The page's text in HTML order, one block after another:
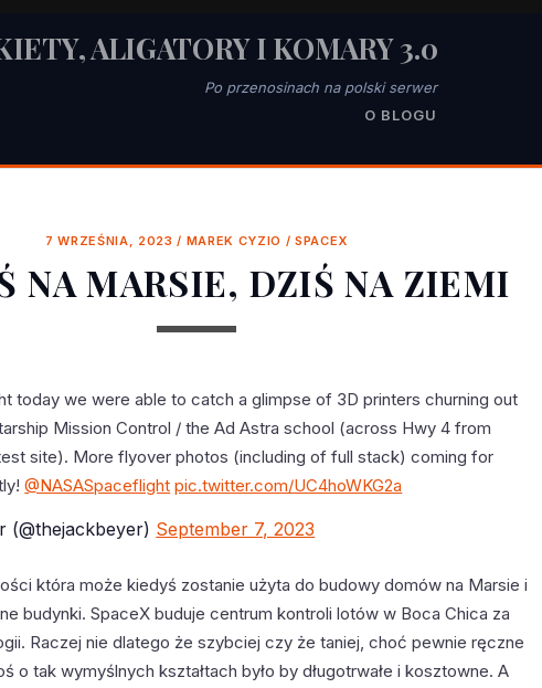
ALIGATORY I KOMARY 3.0
Po przenosinach na polski serwer
O BLOGU
7 WRZEŚNIA, 2023 / MAREK CYZIO / SPACEX
NA MARSIE, DZIŚ NA ZIEMI
today we were able to catch a glimpse of 3D printers churning out
Mission Control / the Ad Astra school (across Hwy 4 from
site). More flyover photos (including of full stack) coming for
@NASASpaceflight pic.twitter.com/UC4hoWKG2a
September 7, 2023
która może kiedyś zostanie użyta do budowy domów na Marsie i
budynki. SpaceX buduje centrum kontroli lotów w Boca Chica za
Raczej nie dlatego że szybciej czy że taniej, choć pewnie ręczne
o tak wymyślnych kształtach było by długotrwałe i kosztowne. A